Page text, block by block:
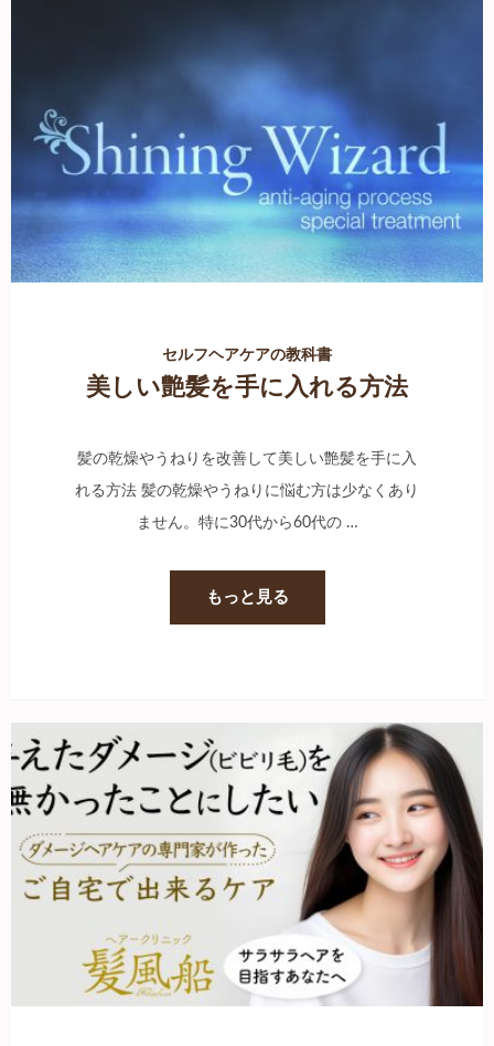
セルフヘアケアの教科書
美しい艶髪を手に入れる方法
髪の乾燥やうねりを改善して美しい艶髪を手に入
れる方法 髪の乾燥やうねりに悩む方は少なくあり
ません。特に30代から60代の …
もっと見る